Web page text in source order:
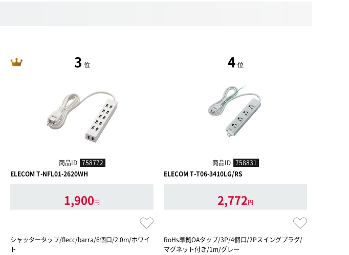
3 位
商品ID 758772
ELECOM T-NFL01-2620WH
1,900円
シャッタータップ/flecc/barra/6個口/2.0m/ホワイ
ト
4 位
商品ID 758831
ELECOM T-T06-3410LG/RS
2,772円
RoHs準拠OAタップ/3P/4個口/2Pスイングプラグ/
マグネット付き/1m/グレー